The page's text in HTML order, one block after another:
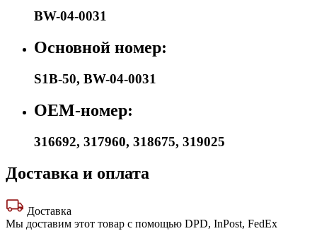
BW-04-0031
Основной номер:
S1B-50, BW-04-0031
OEM-номер:
316692, 317960, 318675, 319025
Доставка и оплата
Доставка
Мы доставим этот товар с помощью DPD, InPost, FedEx